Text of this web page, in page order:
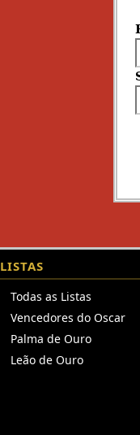
LISTAS
Todas as Listas
Vencedores do Oscar
Palma de Ouro
Leão de Ouro